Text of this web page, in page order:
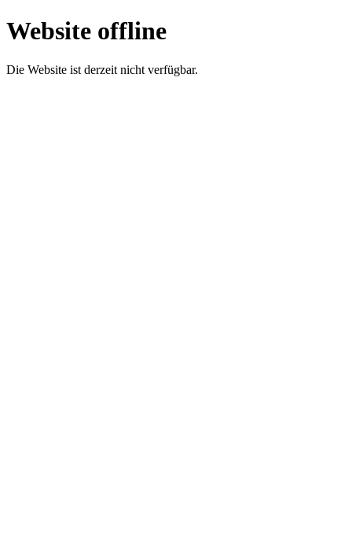
Website offline
Die Website ist derzeit nicht verfügbar.